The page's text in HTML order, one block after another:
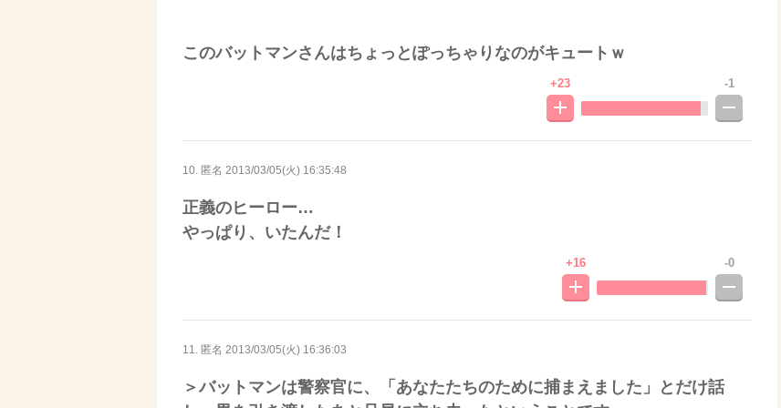
このバットマンさんはちょっとぽっちゃりなのがキュートｗ
+23 -1
10. 匿名 2013/03/05(火) 16:35:48
正義のヒーロー…
やっぱり、いたんだ！
+16 -0
11. 匿名 2013/03/05(火) 16:36:03
＞バットマンは警察官に、「あなたたちのために捕まえました」とだけ話